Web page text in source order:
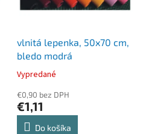
vlnitá lepenka, 50x70 cm,
bledo modrá
Vypredané
€0,90 bez DPH
€1,11
Do košíka